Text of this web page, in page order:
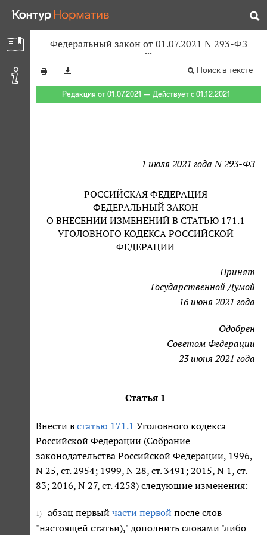
Федеральный закон от 01.07.2021 N 293-ФЗ
Поиск в тексте
Редакция от 01.07.2021 — Действует с 01.12.2021
1 июля 2021 года N 293-ФЗ
РОССИЙСКАЯ ФЕДЕРАЦИЯ
ФЕДЕРАЛЬНЫЙ ЗАКОН
О ВНЕСЕНИИ ИЗМЕНЕНИЙ В СТАТЬЮ 171.1
УГОЛОВНОГО КОДЕКСА РОССИЙСКОЙ
ФЕДЕРАЦИИ
Принят
Государственной Думой
16 июня 2021 года
Одобрен
Советом Федерации
23 июня 2021 года
Статья 1
Внести в статью 171.1 Уголовного кодекса
Российской Федерации (Собрание
законодательства Российской Федерации, 1996,
N 25, ст. 2954; 1999, N 28, ст. 3491; 2015, N 1, ст.
83; 2016, N 27, ст. 4258) следующие изменения:
1) абзац первый части первой после слов
"настоящей статьи)," дополнить словами "либо